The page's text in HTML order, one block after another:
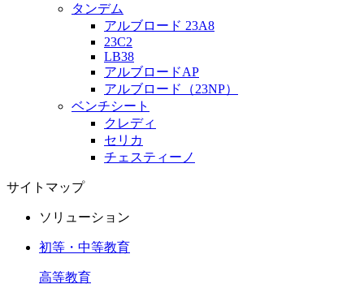
タンデム
アルブロード 23A8
23C2
LB38
アルブロードAP
アルブロード（23NP）
ベンチシート
クレディ
セリカ
チェスティーノ
サイトマップ
ソリューション
初等・中等教育
高等教育